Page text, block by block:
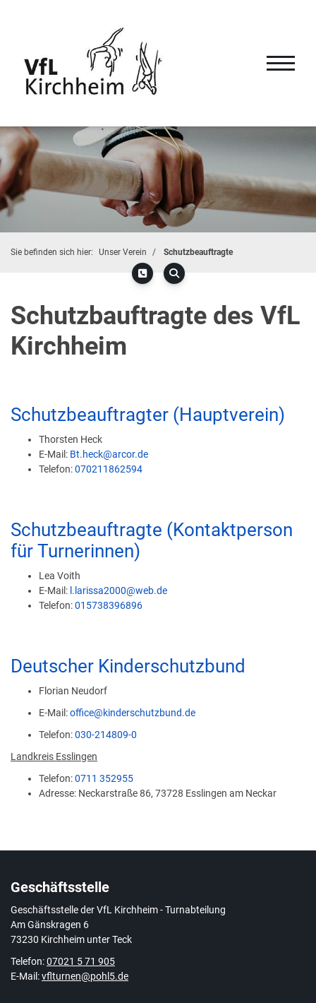
Sie befinden sich hier: Unser Verein Schutzbeauftragte
Schutzbauftragte des VfL
Kirchheim
Schutzbeauftragter (Hauptverein)
Thorsten Heck
E-Mail: Bt.heck@arcor.de
Telefon:070211862594
Schutzbeauftragte (Kontaktperson
für Turnerinnen)
Lea Voith
E-Mail: l.larissa2000@web.de
Telefon:015738396896
Deutscher Kinderschutzbund
Florian Neudorf
E-Mail:office@kinderschutzbund.de
Telefon:030-214809-0
Landkreis Esslingen
Telefon:0711 352955
Adresse: Neckarstraße 86, 73728 Esslingen am Neckar
Geschäftsstelle
Geschäftsstelle der VfL Kirchheim - Turnabteilung
Am Gänskragen 6
73230 Kirchheim unter Teck
Telefon:07021 5 71 905
E-Mail:vflturnen@pohl5.de